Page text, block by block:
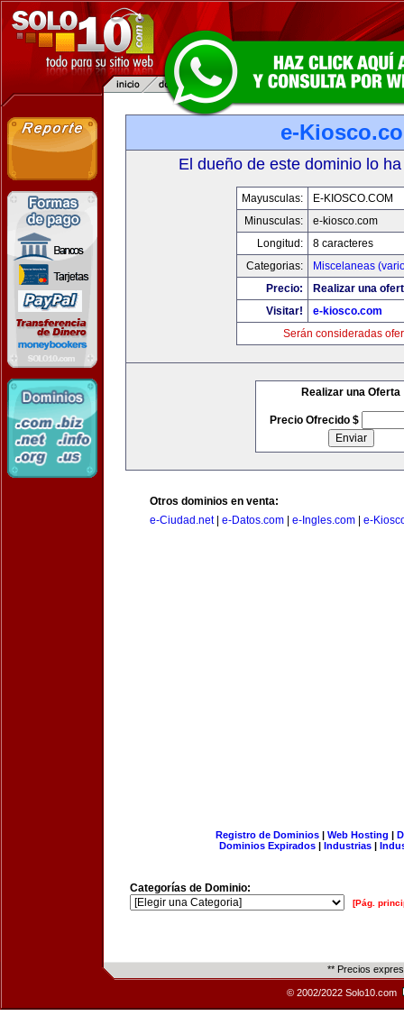
e-
El dueño de este dominio lo
Mayusculas:
E-KIOSCO.COM
Minusculas:
e-kiosco.com
Longitud:
8 caracteres
Categorias:
Miscelaneas
Precio:
Realizar una
Visitar!
e-kiosco.com
Serán consideradas
Realizar una Oferta
Precio Ofrecido $
Otros dominios en venta:
e-Ciudad.net| e-Datos.com e-Ingles.com e-
Registro de Dominios| Web Hosting |
Dominios Expirados | Industrias |
Categorías de Dominio:
[Pág.
** Precios
© 2002/2022 Solo10.com